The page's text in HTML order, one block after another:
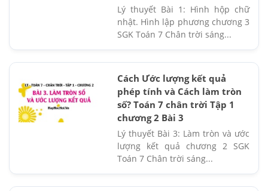
Lý thuyết Bài 1: Hình hộp chữ
nhật. Hình lập phương chương 3
SGK Toán 7 Chân trời sáng...
Cách Ước lượng kết quả
phép tính và Cách làm tròn
số? Toán 7 chân trời Tập 1
chương 2 Bài 3
Lý thuyết Bài 3: Làm tròn và ước
lượng kết quả chương 2 SGK
Toán 7 Chân trời sáng...